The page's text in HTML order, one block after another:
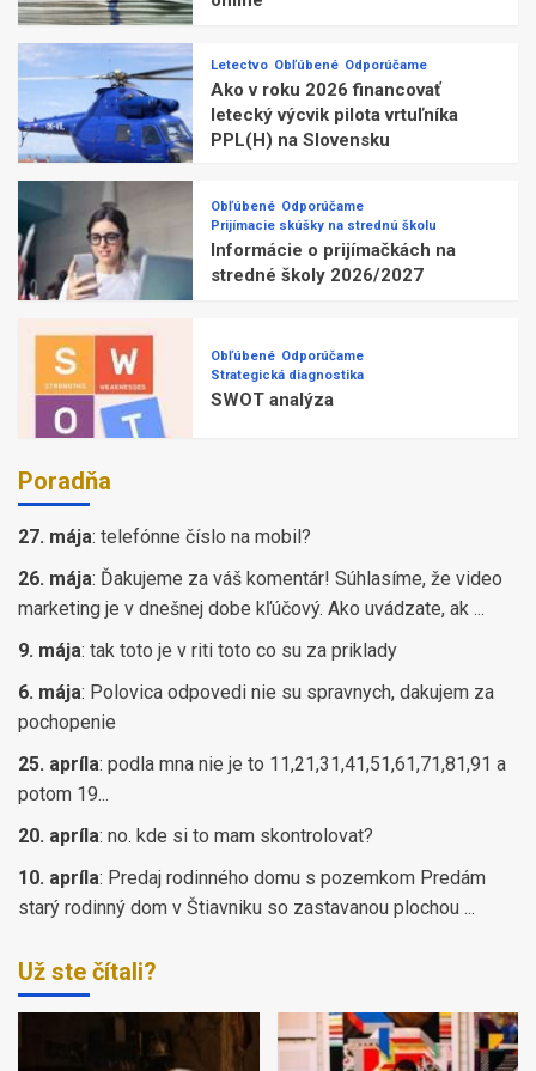
Letectvo Obľúbené Odporúčame
Ako v roku 2026 financovať
letecký výcvik pilota vrtuľníka
PPL(H) na Slovensku
Obľúbené Odporúčame
Prijímacie skúšky na strednú školu
Informácie o prijímačkách na
stredné školy 2026/2027
Obľúbené Odporúčame
Strategická diagnostika
SWOT analýza
Poradňa
27. mája: telefónne číslo na mobil?
26. mája: Ďakujeme za váš komentár! Súhlasíme, že video
marketing je v dnešnej dobe kľúčový. Ako uvádzate, ak ...
9. mája: tak toto je v riti toto co su za priklady
6. mája: Polovica odpovedi nie su spravnych, dakujem za
pochopenie
25. apríla: podla mna nie je to 11,21,31,41,51,61,71,81,91 a
potom 19...
20. apríla: no. kde si to mam skontrolovat?
10. apríla: Predaj rodinného domu s pozemkom Predám
starý rodinný dom v Štiavniku so zastavanou plochou ...
Už ste čítali?